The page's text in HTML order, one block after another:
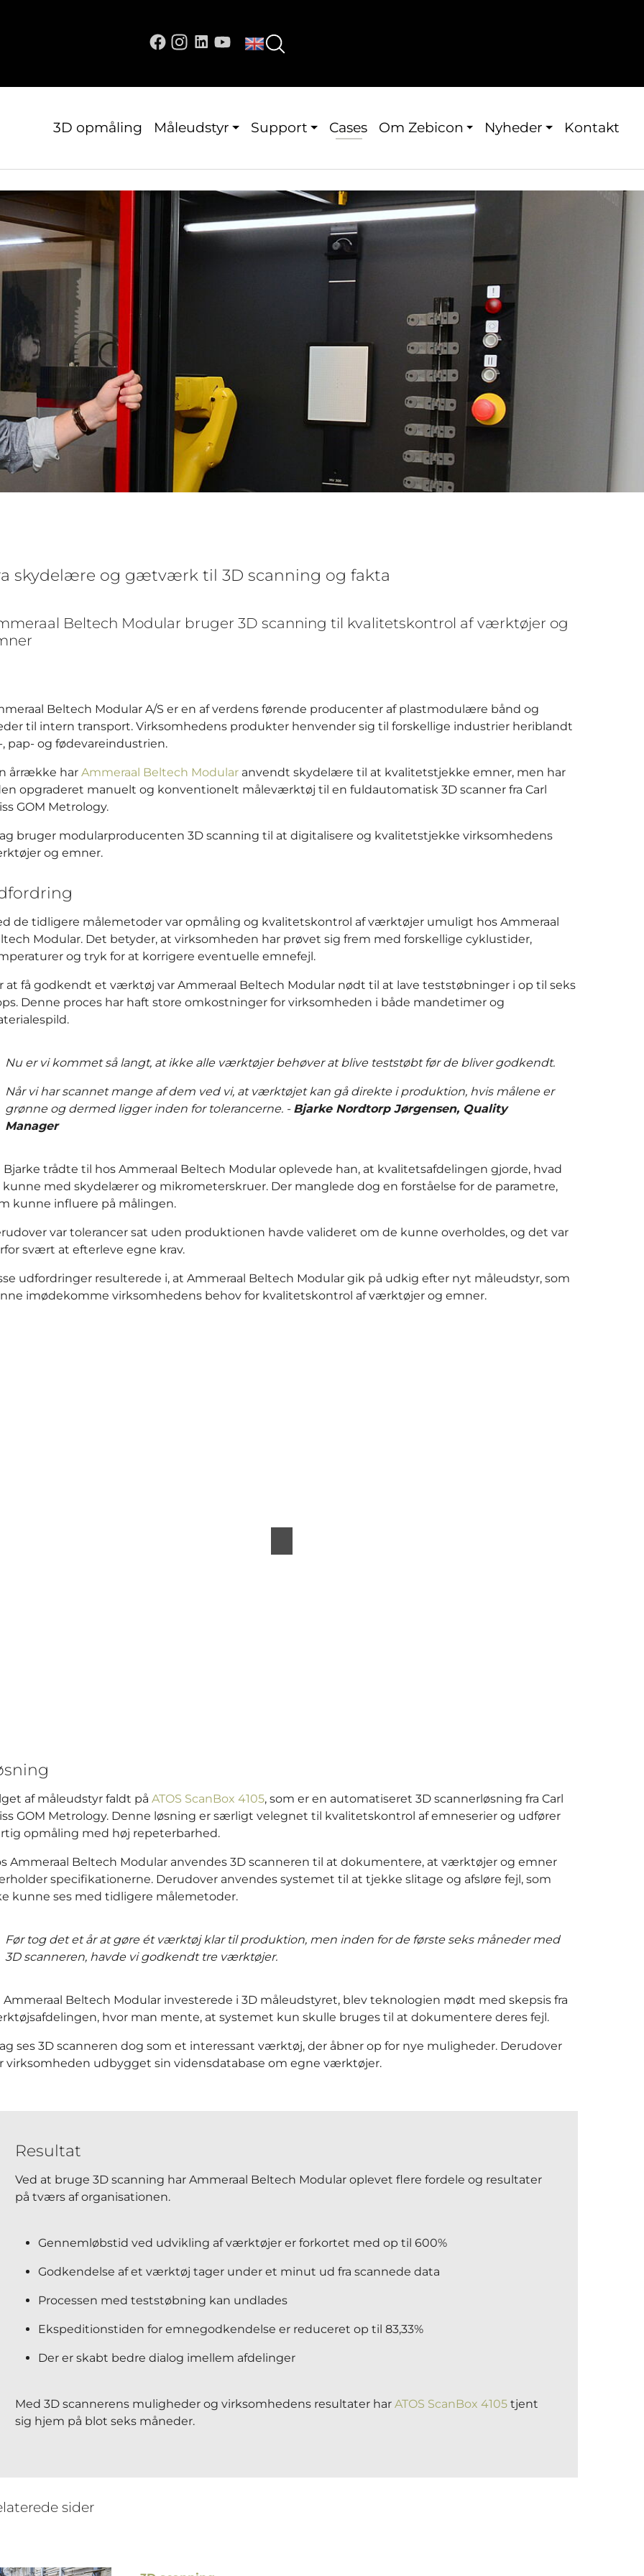
3D opmåling Måleudstyr Support Cases Om Zebicon Nyheder Kontakt
skydelære og gætværk til 3D scanning og fakta
Beltech Modular bruger 3D scanning til kvalitetskontrol af værktøjer og
Beltech Modular A/S er en af verdens førende producenter af plastmodulære bånd og
til intern transport. Virksomhedens produkter henvender sig til forskellige industrier heriblandt
pap- og fødevareindustrien.
årrække har Ammeraal Beltech Modular anvendt skydelære til at kvalitetstjekke emner, men har
opgraderet manuelt og konventionelt måleværktøj til en fuldautomatisk 3D scanner fra Carl
GOM Metrology.
bruger modularproducenten 3D scanning til at digitalisere og kvalitetstjekke virksomhedens
og emner.
de tidligere målemetoder var opmåling og kvalitetskontrol af værktøjer umuligt hos Ammeraal
Modular. Det betyder, at virksomheden har prøvet sig frem med forskellige cyklustider,
og tryk for at korrigere eventuelle emnefejl.
at få godkendt et værktøj var Ammeraal Beltech Modular nødt til at lave teststøbninger i op til seks
Denne proces har haft store omkostninger for virksomheden i både mandetimer og
Nu er vi kommet så langt, at ikke alle værktøjer behøver at blive teststøbt før de bliver godkendt.
Når vi har scannet mange af dem ved vi, at værktøjet kan gå direkte i produktion, hvis målene er
grønne og dermed ligger inden for tolerancerne. - Bjarke Nordtorp Jørgensen, Quality
Manager
Bjarke trådte til hos Ammeraal Beltech Modular oplevede han, at kvalitetsafdelingen gjorde, hvad
kunne med skydelærer og mikrometerskruer. Der manglede dog en forståelse for de parametre,
kunne influere på målingen.
var tolerancer sat uden produktionen havde valideret om de kunne overholdes, og det var
svært at efterleve egne krav.
udfordringer resulterede i, at Ammeraal Beltech Modular gik på udkig efter nyt måleudstyr, som
imødekomme virksomhedens behov for kvalitetskontrol af værktøjer og emner.
af måleudstyr faldt på ATOS ScanBox 4105, som er en automatiseret 3D scannerløsning fra Carl
GOM Metrology. Denne løsning er særligt velegnet til kvalitetskontrol af emneserier og udfører
opmåling med høj repeterbarhed.
Ammeraal Beltech Modular anvendes 3D scanneren til at dokumentere, at værktøjer og emner
specifikationerne. Derudover anvendes systemet til at tjekke slitage og afsløre fejl, som
kunne ses med tidligere målemetoder.
Før tog det et år at gøre ét værktøj klar til produktion, men inden for de første seks måneder med
3D scanneren, havde vi godkendt tre værktøjer.
Ammeraal Beltech Modular investerede i 3D måleudstyret, blev teknologien mødt med skepsis fra
hvor man mente, at systemet kun skulle bruges til at dokumentere deres fejl.
ses 3D scanneren dog som et interessant værktøj, der åbner op for nye muligheder. Derudover
virksomheden udbygget sin vidensdatabase om egne værktøjer.
Resultat
Ved at bruge 3D scanning har Ammeraal Beltech Modular oplevet flere fordele og resultater
på tværs af organisationen.
Gennemløbstid ved udvikling af værktøjer er forkortet med op til 600%
Godkendelse af et værktøj tager under et minut ud fra scannede data
Processen med teststøbning kan undlades
Ekspeditionstiden for emnegodkendelse er reduceret op til 83,33%
Der er skabt bedre dialog imellem afdelinger
Med 3D scannerens muligheder og virksomhedens resultater har ATOS ScanBox 4105 tjent
sig hjem på blot seks måneder.
sider